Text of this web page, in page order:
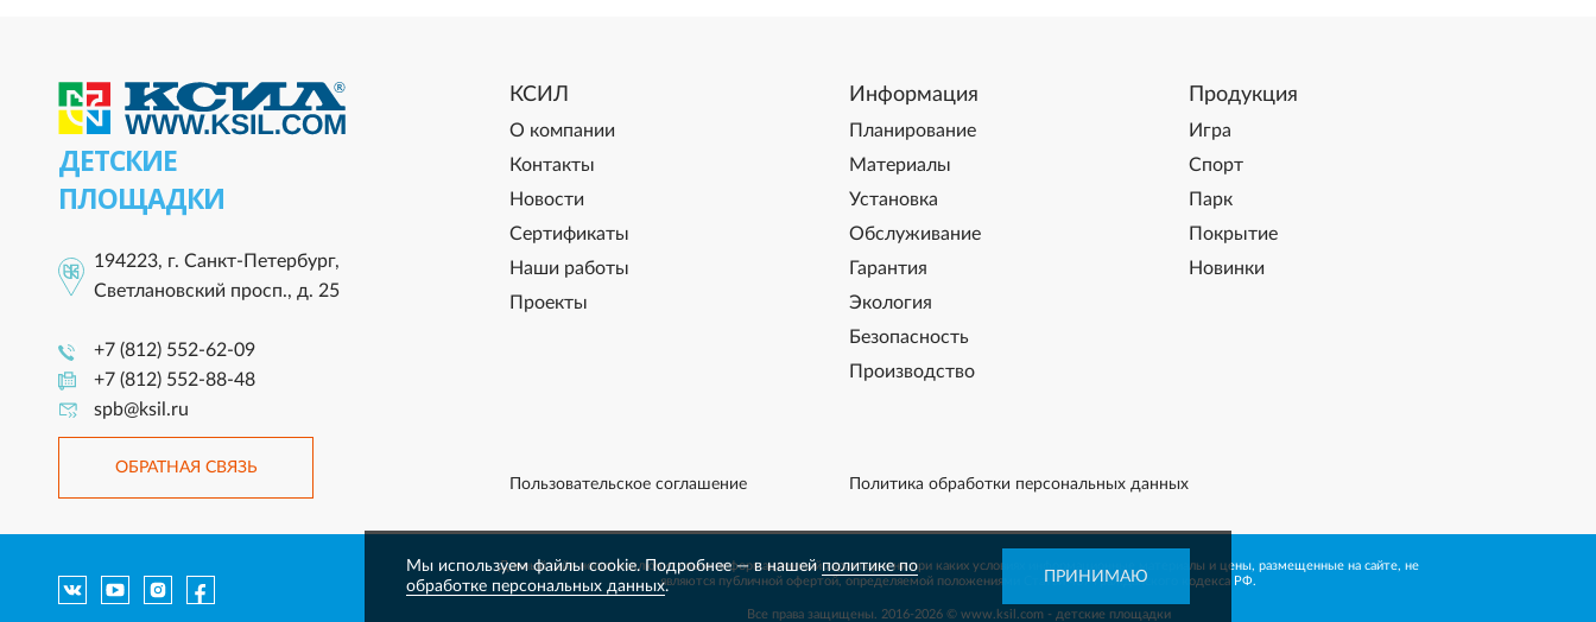
ДЕТСКИЕ
ПЛОЩАДКИ
194223, г. Санкт-Петербург,
Светлановский просп., д. 25
+7 (812) 552-62-09
+7 (812) 552-88-48
spb@ksil.ru
ОБРАТНАЯ СВЯЗЬ
КСИЛ
О компании
Контакты
Новости
Сертификаты
Наши работы
Проекты
Информация
Планирование
Материалы
Установка
Обслуживание
Гарантия
Экология
Безопасность
Производство
Продукция
Игра
Спорт
Парк
Покрытие
Новинки
Пользовательское соглашение Политика обработки персональных данных
Данный сайт носит исключительно информационный характер и ни при каких условиях информационные материалы и цены, размещенные на сайте, не
являются публичной офертой, определяемой положениями Статьи 437 Гражданского кодекса РФ.
Все права защищены. 2016-2026 © www.ksil.com - детские площадки
Мы используем файлы cookie. Подробнее — в нашейполитике по
обработке персональных данных.
ПРИНИМАЮ